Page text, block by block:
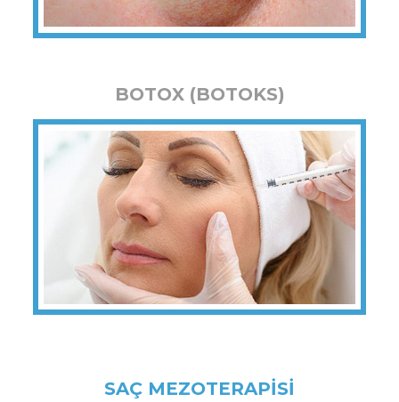
BOTOX (BOTOKS)
SAÇ MEZOTERAPİSİ